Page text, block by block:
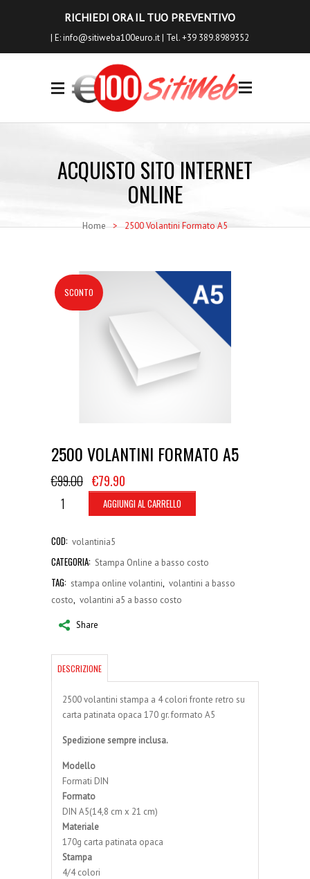
0
Siti Internet
Siti Ecommerce
Seo a Basso Costo
Richiedi Anteprima
RICHIEDI ORA IL TUO PREVENTIVO
| E:info@sitiweba100euro.it| Tel. +39 389.8989352
ACQUISTO SITO INTERNET
ONLINE
Home > 2500 Volantini Formato A5
SCONTO
2500 VOLANTINI FORMATO A5
€99.00 €79.90
AGGIUNGI AL CARRELLO
COD: volantinia5
CATEGORIA: Stampa Online a basso costo
TAG: stampa online volantini, volantini a basso
costo, volantini a5 a basso costo
Share
DESCRIZIONE
2500 volantini stampa a 4 colori fronte retro su
carta patinata opaca 170 gr. formato A5
Spedizione sempre inclusa.
Modello
Formati DIN
Formato
DIN A5(14,8 cm x 21 cm)
Materiale
170g carta patinata opaca
Stampa
4/4 colori